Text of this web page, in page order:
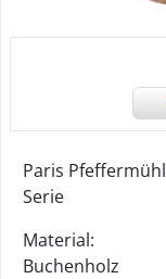
Paris
Serie
Material:
Buchenholz